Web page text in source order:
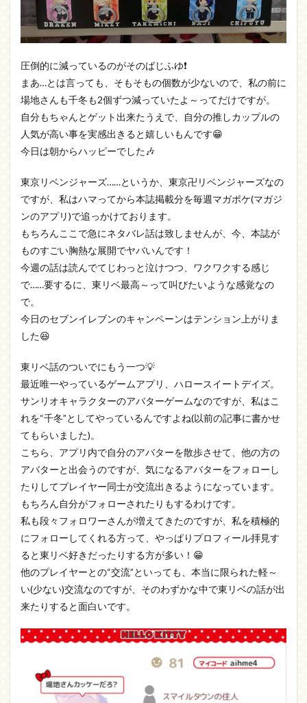
圧倒的に減っているのがそのばじふゆ❗
まあ…とは言っても、そもそもの個数が少ないので、私の前に
場地さんも千冬も2個ずつ減っていたよ～ってだけですが。
自分もちゃんとゲット出来たうえで、自分の推しカップルの
人気が高い事を実感出きると嬉しいもんです😁
今日は朝からハッピーでした🎶
東京リベンジャーズ……というか、東京卍リベンジャーズなの
ですが、私はハマってから本誌掲載分を毎週マガポケ(マガジ
ンのアプリ)で追っかけております。
もちろんここで急にネタバレ話は致しませんが、今、本誌が
ものすごい胸熱な展開でヤバいんです！
今週の話は読んでてじわっと泣けつつ、ワクワクする感じ
で……要するに、東リベ最高～って叫びたいような感覚なの
で。
今日のセブンイレブンのキャンペーンはテンション上がりま
した😆
東リベ話のついでにもう一つ💡
最近唯一やっているゲームアプリ、ハロースイートデイズ。
サンリオキャラクターのアバターゲームなのですが、私はこ
れを“千冬”としてやっているんですよね(以前の記事に書かせ
てもらいました)。
こちら、アプリ内で自分のアバターを散歩させて、他の方の
アバターと出会うのですが、気になるアバターをフォローし
たりしてプレイヤー同士が交流出きるようになっています。
もちろん自分がフォローされたりもするわけです。
私も段々フォロワーさんが増えてきたのですが、私を積極的
にフォローしてくれる方って、やっぱりプロフィール拝見す
ると東リベ好きだったりする方が多い！😁
他のプレイヤーとの“交流”といっても、本当に限られた軽～
い(少ない)交流なのですが、そのわずかな中で東リベの話が出
来たりすると面白いです。